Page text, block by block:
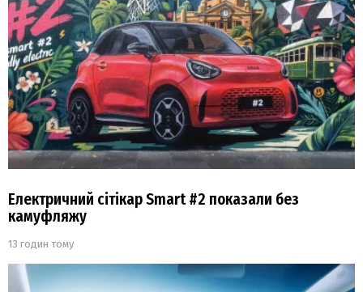
Електричний сітікар Smart #2 показали без
камуфляжу
13 годин тому